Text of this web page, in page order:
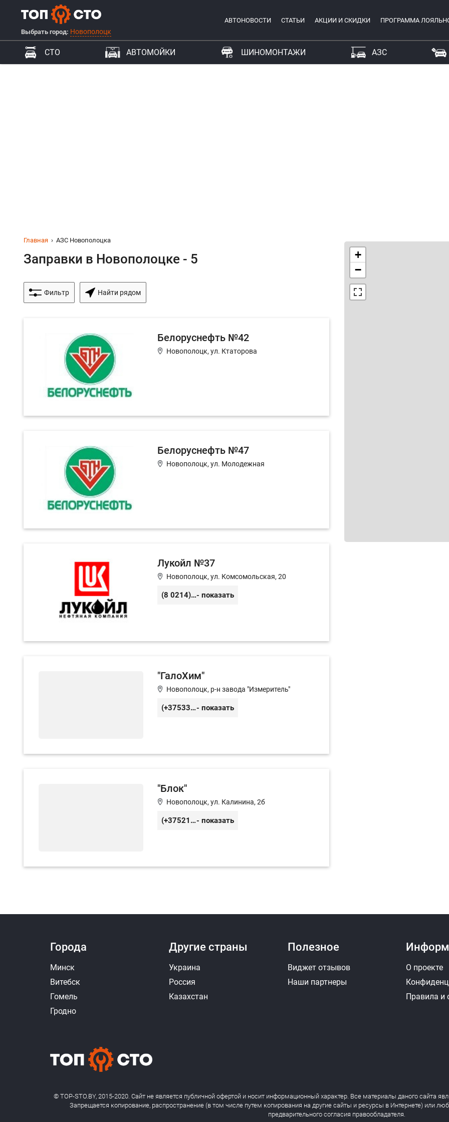
Выбрать город: Новополоцк
АВТОНОВОСТИ СТАТЬИ АКЦИИ И СКИДКИ ПРОГРАММА
СТО АВТОМОЙКИ ШИНОМОНТАЖИ АЗС
Главная АЗС Новополоцка
Заправки в Новополоцке - 5
Фильтр Найти рядом
Белоруснефть №42
Новополоцк, ул. Ктаторова
Белоруснефть №47
Новополоцк, ул. Молодежная
Лукойл №37
Новополоцк, ул. Комсомольская, 20
(8 0214) 32-83-59- показать
"ГалоХим"
Новополоцк, р-н завода "Измеритель"
(+37533) 647-02-58- показать
"Блок"
Новополоцк, ул. Калинина, 2б
(+3752145) 35-530- показать
+
−
Города
Минск
Витебск
Гомель
Гродно
Другие страны
Украина
Россия
Казахстан
Полезное
Виджет отзывов
Наши партнеры
О проекте
Правила и
© TOP-STO.BY, 2015-2020. Сайт не является публичной офертой и носит информационный характер. Все материалы даного сайта
Запрещается копирование, распространение (в том числе путем копирования на другие сайты и ресурсы в Интернете) или
предварительного согласия правообладателя.